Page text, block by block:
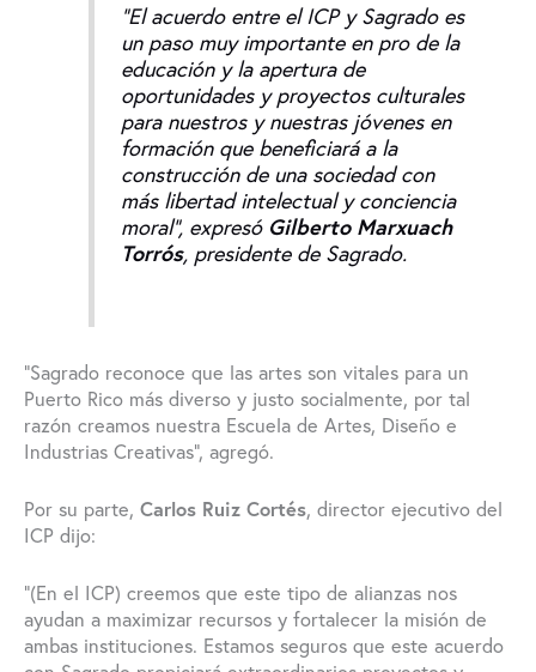
“El acuerdo entre el ICP y Sagrado es
un paso muy importante en pro de la
educación y la apertura de
oportunidades y proyectos culturales
para nuestros y nuestras jóvenes en
formación que beneficiará a la
construcción de una sociedad con
más libertad intelectual y conciencia
moral”, expresó Gilberto Marxuach
Torrós, presidente de Sagrado.
“Sagrado reconoce que las artes son vitales para un
Puerto Rico más diverso y justo socialmente, por tal
razón creamos nuestra Escuela de Artes, Diseño e
Industrias Creativas”, agregó.
Por su parte, Carlos Ruiz Cortés, director ejecutivo del
ICP dijo:
“(En el ICP) creemos que este tipo de alianzas nos
ayudan a maximizar recursos y fortalecer la misión de
ambas instituciones. Estamos seguros que este acuerdo